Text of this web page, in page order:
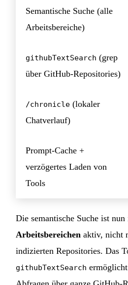
Semantische Suche (alle
Arbeitsbereiche)
githubTextSearch (grep
über GitHub-Repositories)
/chronicle (lokaler
Chatverlauf)
Prompt-Cache +
verzögertes Laden von
Tools
Die semantische Suche ist nun
Arbeitsbereichen aktiv, nicht
indizierten Repositories. Das
githubTextSearch ermöglicht